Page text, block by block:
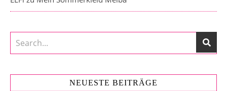
NEUESTE BEITRÄGE